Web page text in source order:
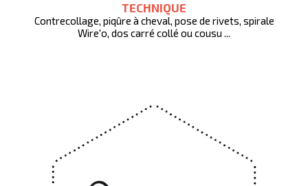
TECHNIQUE
Contrecollage, piqûre à cheval, pose de rivets, spirale
Wire'o, dos carré collé ou cousu ...